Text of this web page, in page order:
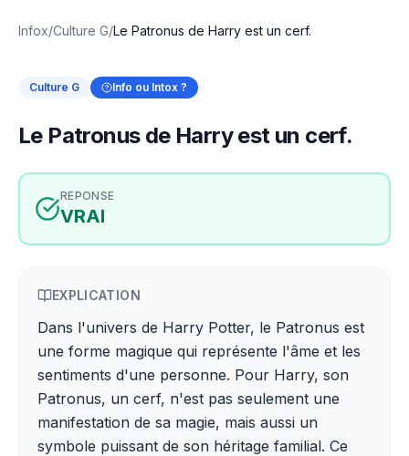
Infox/Culture G/Le Patronus de Harry est un cerf.
Culture G Info ou Intox ?
Le Patronus de Harry est un cerf.
REPONSE
VRAI
EXPLICATION
Dans l'univers de Harry Potter, le Patronus est
une forme magique qui représente l'âme et les
sentiments d'une personne. Pour Harry, son
Patronus, un cerf, n'est pas seulement une
manifestation de sa magie, mais aussi un
symbole puissant de son héritage familial. Ce